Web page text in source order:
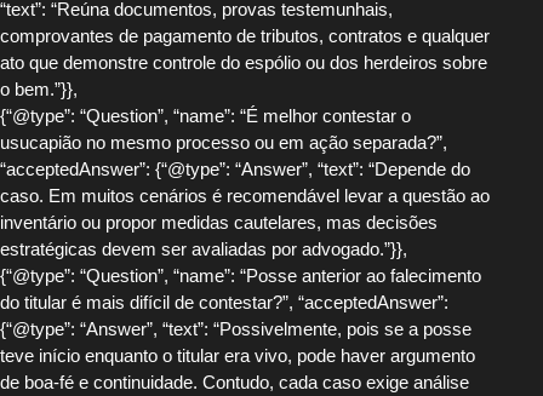
“text”: “Reúna documentos, provas testemunhais,
comprovantes de pagamento de tributos, contratos e qualquer
ato que demonstre controle do espólio ou dos herdeiros sobre
o bem.”}},
{“@type”: “Question”, “name”: “É melhor contestar o
usucapião no mesmo processo ou em ação separada?”,
“acceptedAnswer”: {“@type”: “Answer”, “text”: “Depende do
caso. Em muitos cenários é recomendável levar a questão ao
inventário ou propor medidas cautelares, mas decisões
estratégicas devem ser avaliadas por advogado.”}},
{“@type”: “Question”, “name”: “Posse anterior ao falecimento
do titular é mais difícil de contestar?”, “acceptedAnswer”:
{“@type”: “Answer”, “text”: “Possivelmente, pois se a posse
teve início enquanto o titular era vivo, pode haver argumento
de boa-fé e continuidade. Contudo, cada caso exige análise